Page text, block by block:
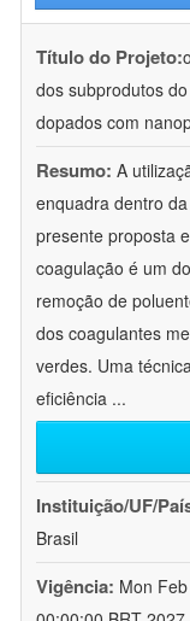
Título do Projeto:
dos subprodutos
dopados com
Resumo: A
enquadra dentro
presente proposta
coagulação é um
remoção de
dos coagulantes
verdes. Uma
eficiência ...
Instituição/UF/
Brasil
Vigência: Mon